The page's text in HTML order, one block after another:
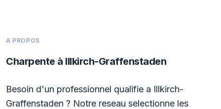
A PROPOS
Charpente à Illkirch-Graffenstaden
Besoin d'un professionnel qualifie a Illkirch-
Graffenstaden ? Notre reseau selectionne les